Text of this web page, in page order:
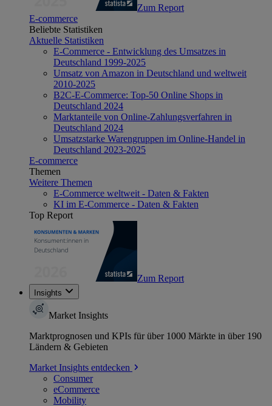
Zum Report
E-commerce
Beliebte Statistiken
Aktuelle Statistiken
E-Commerce - Entwicklung des Umsatzes in
Deutschland 1999-2025
Umsatz von Amazon in Deutschland und weltweit
2010-2025
B2C-E-Commerce: Top-50 Online Shops in
Deutschland 2024
Marktanteile von Online-Zahlungsverfahren in
Deutschland 2024
Umsatzstarke Warengruppen im Online-Handel in
Deutschland 2023-2025
E-commerce
Themen
Weitere Themen
E-Commerce weltweit - Daten & Fakten
KI im E-Commerce - Daten & Fakten
Top Report
Zum Report
Insights
Market Insights
Marktprognosen und KPIs für über 1000 Märkte in über 190
Ländern & Gebieten
Market Insights entdecken
Consumer
eCommerce
Mobility